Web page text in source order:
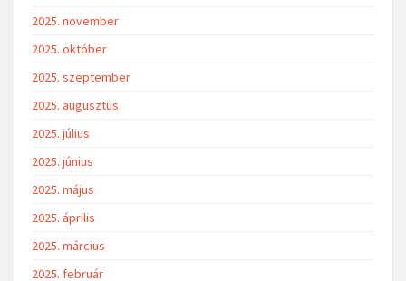
2025. november
2025. október
2025. szeptember
2025. augusztus
2025. július
2025. június
2025. május
2025. április
2025. március
2025. február